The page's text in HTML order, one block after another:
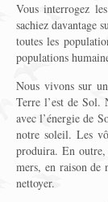
Vous interrogez
sachiez davantage
toutes les
populations
Nous vivons sur
Terre l’est de Sol.
avec l’énergie de
notre soleil. Les
produira. En outre,
mers, en raison de
nettoyer.